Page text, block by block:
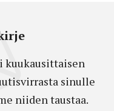
kuukausittaisen
sinulle
niiden taustaa.